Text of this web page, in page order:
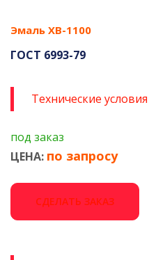
Эмаль ХВ-1100
ГОСТ 6993-79
Технические условия
под заказ
ЦЕНА: по запросу
СДЕЛАТЬ ЗАКАЗ